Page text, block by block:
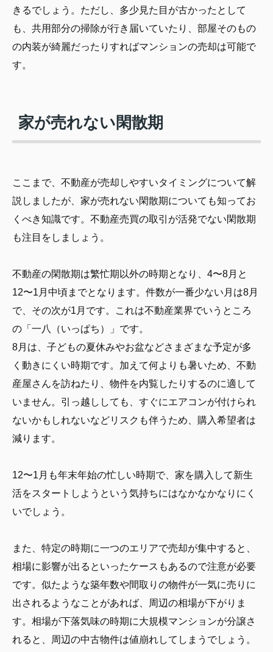
きるでしょう。ただし、多少見た目が古かったとして
も、共用部分の掃除が行き届いていたり、部屋そのもの
の内装が綺麗だったりすればマンションの売却は可能で
す。
家が売れない閑散期
ここまで、不動産が売却しやすいタイミングについて解
説しましたが、家が売れない閑散期についても知ってお
くべき知識です。不動産売買の取引が活発でない閑散期
も注目をしましょう。
不動産の閑散期は繁忙期以外の時期となり、4〜8月と
12〜1月中頃までとなります。件数が一番少ない月は8月
で、その次が1月です。これは不動産業界でいうところ
の「一八（いっぱち）」です。
8月は、子どもの夏休みやお盆などさまざまな予定が多
く動きにくい時期です。加えて何よりも暑いため、不動
産屋さんを訪ねたり、物件を内覧したりするのに適して
いません。引っ越ししても、すぐにエアコンが付けられ
ないかもしれないなどリスクも伴うため、購入希望者は
減ります。
12〜1月も年末年始の忙しい時期で、家を購入して新生
活をスタートしようという気持ちにはなかなかなりにく
いでしょう。
また、特定の時期に一つのエリアで売却が集中すると、
相場に影響が出るといったケースもあるので注意が必要
です。似たような築年数や間取りの物件が一気に売りに
出されるようなことがあれば、周辺の相場が下がりま
す。相場が下落気味の時期に大規模マンションが分譲さ
れると、周辺の中古物件は値崩れしてしまうでしょう。